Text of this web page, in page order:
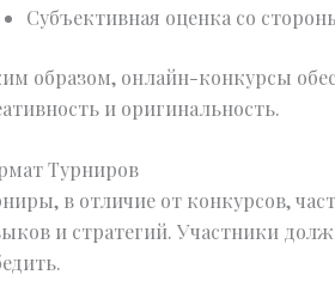
Субъективная оценка со
образом, онлайн-конкурсы
и оригинальность.
Турниров
в отличие от конкурсов,
и стратегий. Участники